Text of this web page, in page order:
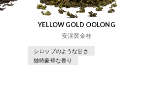
YELLOW GOLD OOLONG
安渓黄金桂
シロップのような甘さ
独特豪華な香り